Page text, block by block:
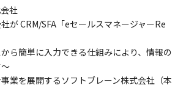
社
が CRM/SFA「eセールスマネージャーRe
ら簡単に入力できる仕組みにより、情報の
業を展開するソフトブレーン株式会社（本